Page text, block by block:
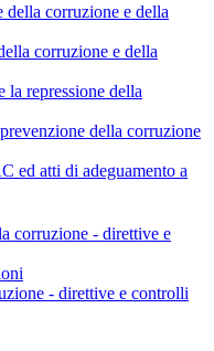
della corruzione e della
corruzione e della
la repressione della
della corruzione
ed atti di adeguamento a
corruzione - direttive e
- direttive e controlli